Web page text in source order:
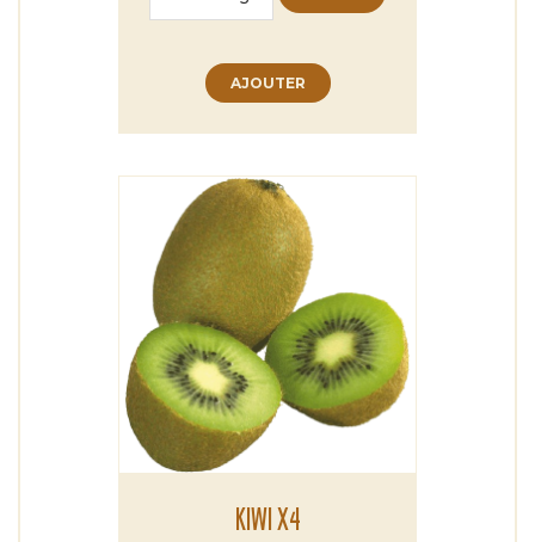
AJOUTER
KIWI X4